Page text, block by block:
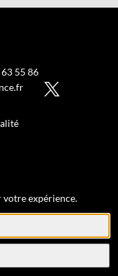
55 86
votre expérience.